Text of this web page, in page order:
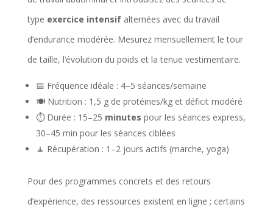
type exercice intensifalternées avec du travail
d’endurance modérée. Mesurez mensuellement le tour
de taille, l’évolution du poids et la tenue vestimentaire.
📅 Fréquence idéale : 4–5 séances/semaine
🍽️ Nutrition : 1,5 g de protéines/kg et déficit modéré
⏱️ Durée : 15–25 minutes pour les séances express,
30–45 min pour les séances ciblées
🧘 Récupération : 1–2 jours actifs (marche, yoga)
Pour des programmes concrets et des retours
d’expérience, des ressources existent en ligne ; certains